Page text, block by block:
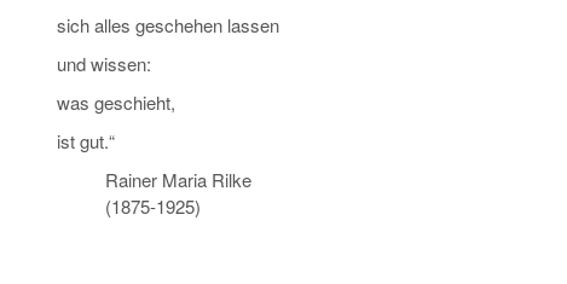
sich alles geschehen lassen
und wissen:
was geschieht,
ist gut.“
Rainer Maria Rilke
(1875-1925)